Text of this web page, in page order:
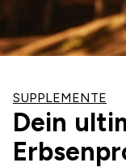
SUPPLEMENTE
Dein